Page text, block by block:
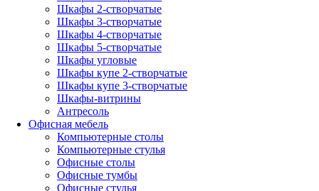
Шкафы 2-створчатые
Шкафы 3-створчатые
Шкафы 4-створчатые
Шкафы 5-створчатые
Шкафы угловые
Шкафы купе 2-створчатые
Шкафы купе 3-створчатые
Шкафы-витрины
Антресоль
Офисная мебель
Компьютерные столы
Компьютерные стулья
Офисные столы
Офисные тумбы
Офисные стулья